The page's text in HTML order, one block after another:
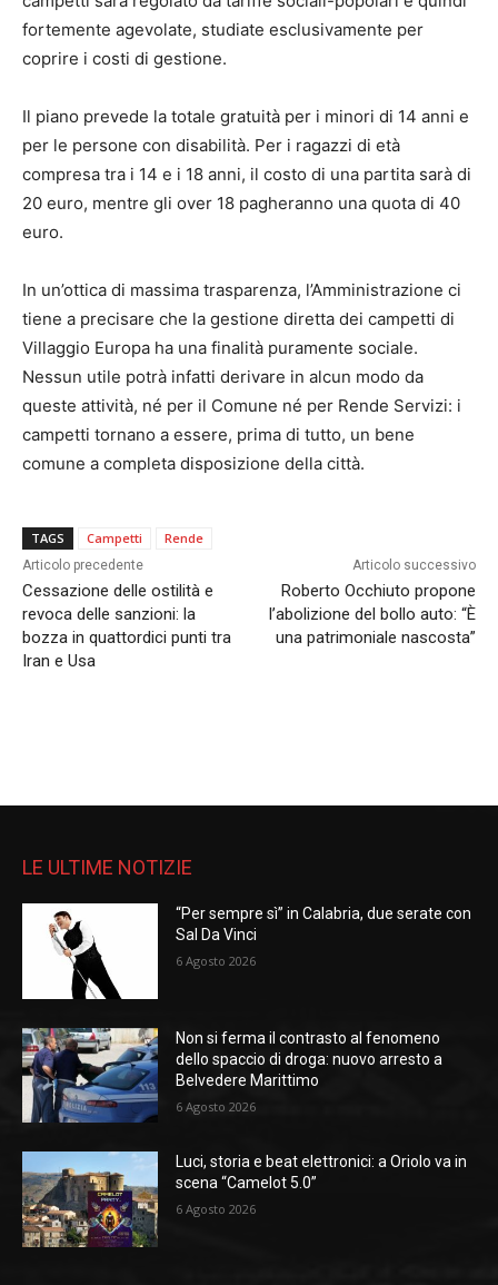
fortemente agevolate, studiate esclusivamente per
coprire i costi di gestione.
Il piano prevede la totale gratuità per i minori di 14 anni e
per le persone con disabilità. Per i ragazzi di età
compresa tra i 14 e i 18 anni, il costo di una partita sarà di
20 euro, mentre gli over 18 pagheranno una quota di 40
euro.
In un’ottica di massima trasparenza, l’Amministrazione ci
tiene a precisare che la gestione diretta dei campetti di
Villaggio Europa ha una finalità puramente sociale.
Nessun utile potrà infatti derivare in alcun modo da
queste attività, né per il Comune né per Rende Servizi: i
campetti tornano a essere, prima di tutto, un bene
comune a completa disposizione della città.
TAGS Campetti Rende
Articolo precedente
Cessazione delle ostilità e
revoca delle sanzioni: la
bozza in quattordici punti tra
Iran e Usa
Articolo successivo
Roberto Occhiuto propone
l’abolizione del bollo auto: “È
una patrimoniale nascosta”
LE ULTIME NOTIZIE
“Per sempre sì” in Calabria, due serate con
Sal Da Vinci
6 Agosto 2026
Non si ferma il contrasto al fenomeno
dello spaccio di droga: nuovo arresto a
Belvedere Marittimo
6 Agosto 2026
Luci, storia e beat elettronici: a Oriolo va in
scena “Camelot 5.0”
6 Agosto 2026